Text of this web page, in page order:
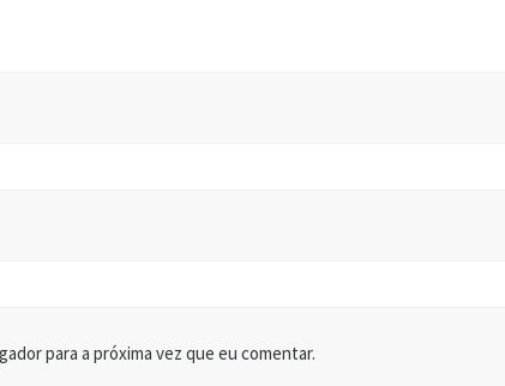
para a próxima vez que eu comentar.